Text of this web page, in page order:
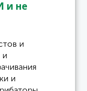
и не
и
и
и